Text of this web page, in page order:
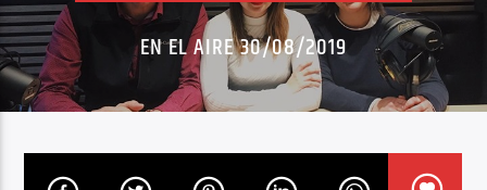
EN EL AIRE 30/08/2019